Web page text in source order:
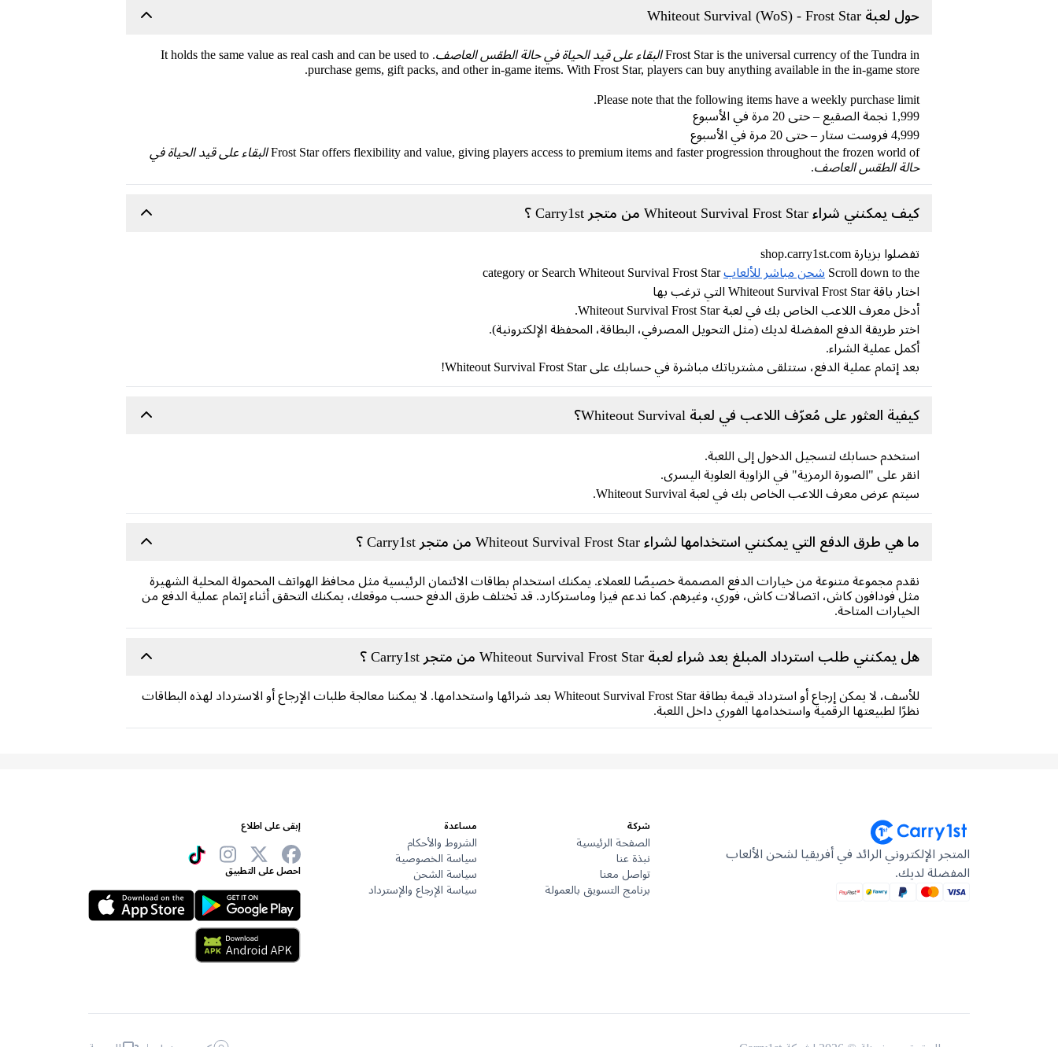
حول لعبة Whiteout Survival (WoS) - Frost Star
Frost Star is the universal currency of the Tundra in البقاء على قيد الحياة في حالة الطقس العاصف . It holds the same value as real cash and can be used to
purchase gems, gift packs, and other in-game items. With Frost Star, players can buy anything available in the in-game store.
Please note that the following items have a weekly purchase limit.
1,999 نجمة الصقيع – حتى 20 مرة في الأسبوع
4,999 فروست ستار – حتى 20 مرة في الأسبوع
Frost Star offers flexibility and value, giving players access to premium items and faster progression throughout the frozen world of البقاء على قيد الحياة في
حالة الطقس العاصف.
كيف يمكنني شراء Whiteout Survival Frost Star من متجر Carry1st ؟
تفضلوا بزيارة shop.carry1st.com
Scroll down to the شحن مباشر للألعابcategory or Search Whiteout Survival Frost Star
اختار باقة Whiteout Survival Frost Star التي ترغب بها
أدخل معرف اللاعب الخاص بك في لعبة Whiteout Survival Frost Star.
اختر طريقة الدفع المفضلة لديك (مثل التحويل المصرفي، البطاقة، المحفظة الإلكترونية).
أكمل عملية الشراء.
بعد إتمام عملية الدفع، ستتلقى مشترياتك مباشرة في حسابك على Whiteout Survival Frost Star!
كيفية العثور على مُعرّف اللاعب في لعبة Whiteout Survival؟
استخدم حسابك لتسجيل الدخول إلى اللعبة.
انقر على "الصورة الرمزية" في الزاوية العلوية اليسرى.
سيتم عرض معرف اللاعب الخاص بك في لعبة Whiteout Survival.
ما هي طرق الدفع التي يمكنني استخدامها لشراء Whiteout Survival Frost Star من متجر Carry1st ؟
نقدم مجموعة متنوعة من خيارات الدفع المصممة خصيصًا للعملاء. يمكنك استخدام بطاقات الائتمان الرئيسية مثل محافظ الهواتف المحمولة المحلية الشهيرة
مثل فودافون كاش، اتصالات كاش، فوري، وغيرهم. كما ندعم فيزا وماستركارد. قد تختلف طرق الدفع حسب موقعك، يمكنك التحقق أثناء إتمام عملية الدفع من
الخيارات المتاحة.
هل يمكنني طلب استرداد المبلغ بعد شراء لعبة Whiteout Survival Frost Star من متجر Carry1st ؟
للأسف، لا يمكن إرجاع أو استرداد قيمة بطاقة Whiteout Survival Frost Star بعد شرائها واستخدامها. لا يمكننا معالجة طلبات الإرجاع أو الاسترداد لهذه البطاقات
نظرًا لطبيعتها الرقمية واستخدامها الفوري داخل اللعبة.
المتجر الإلكتروني الرائد في أفريقيا لشحن الألعاب
المفضلة لديك.
شركة
الصفحة الرئيسية
نبذة عنا
تواصل معنا
برنامج التسويق بالعمولة
مساعدة
الشروط والأحكام
سياسة الخصوصية
سياسة الشحن
سياسة الإرجاع والإسترداد
إبقى على اطلاع
احصل على التطبيق